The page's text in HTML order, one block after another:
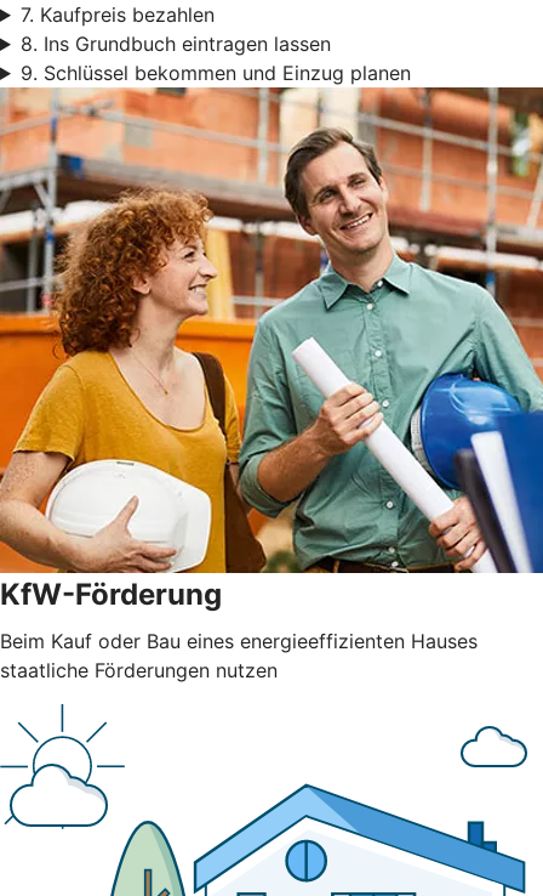
7. Kaufpreis bezahlen
8. Ins Grundbuch eintragen lassen
9. Schlüssel bekommen und Einzug planen
KfW-Förderung
Beim Kauf oder Bau eines energieeffizienten Hauses
staatliche Förderungen nutzen